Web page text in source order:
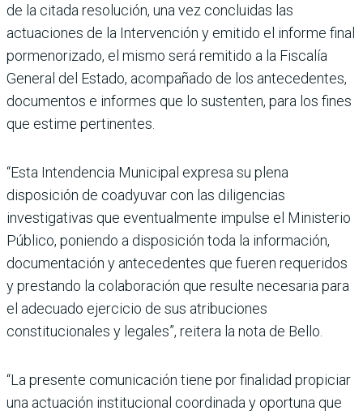
de la citada resolución, una vez concluidas las
actuaciones de la Intervención y emitido el informe final
pormenorizado, el mismo será remitido a la Fiscalía
General del Estado, acompañado de los antecedentes,
documentos e informes que lo sustenten, para los fines
que estime pertinentes.
“Esta Intendencia Municipal expresa su plena
disposición de coadyuvar con las diligencias
investigativas que eventualmente impulse el Ministerio
Público, poniendo a disposición toda la información,
documentación y antecedentes que fueren requeridos
y prestando la colaboración que resulte necesaria para
el adecuado ejercicio de sus atribuciones
constitucionales y legales”, reitera la nota de Bello.
“La presente comunicación tiene por finalidad propiciar
una actuación institucional coordinada y oportuna que